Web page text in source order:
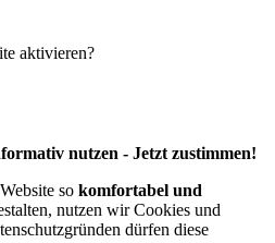
aktivieren?
nutzen - Jetzt zustimmen!
so komfortabel und
nutzen wir Cookies und
dürfen diese